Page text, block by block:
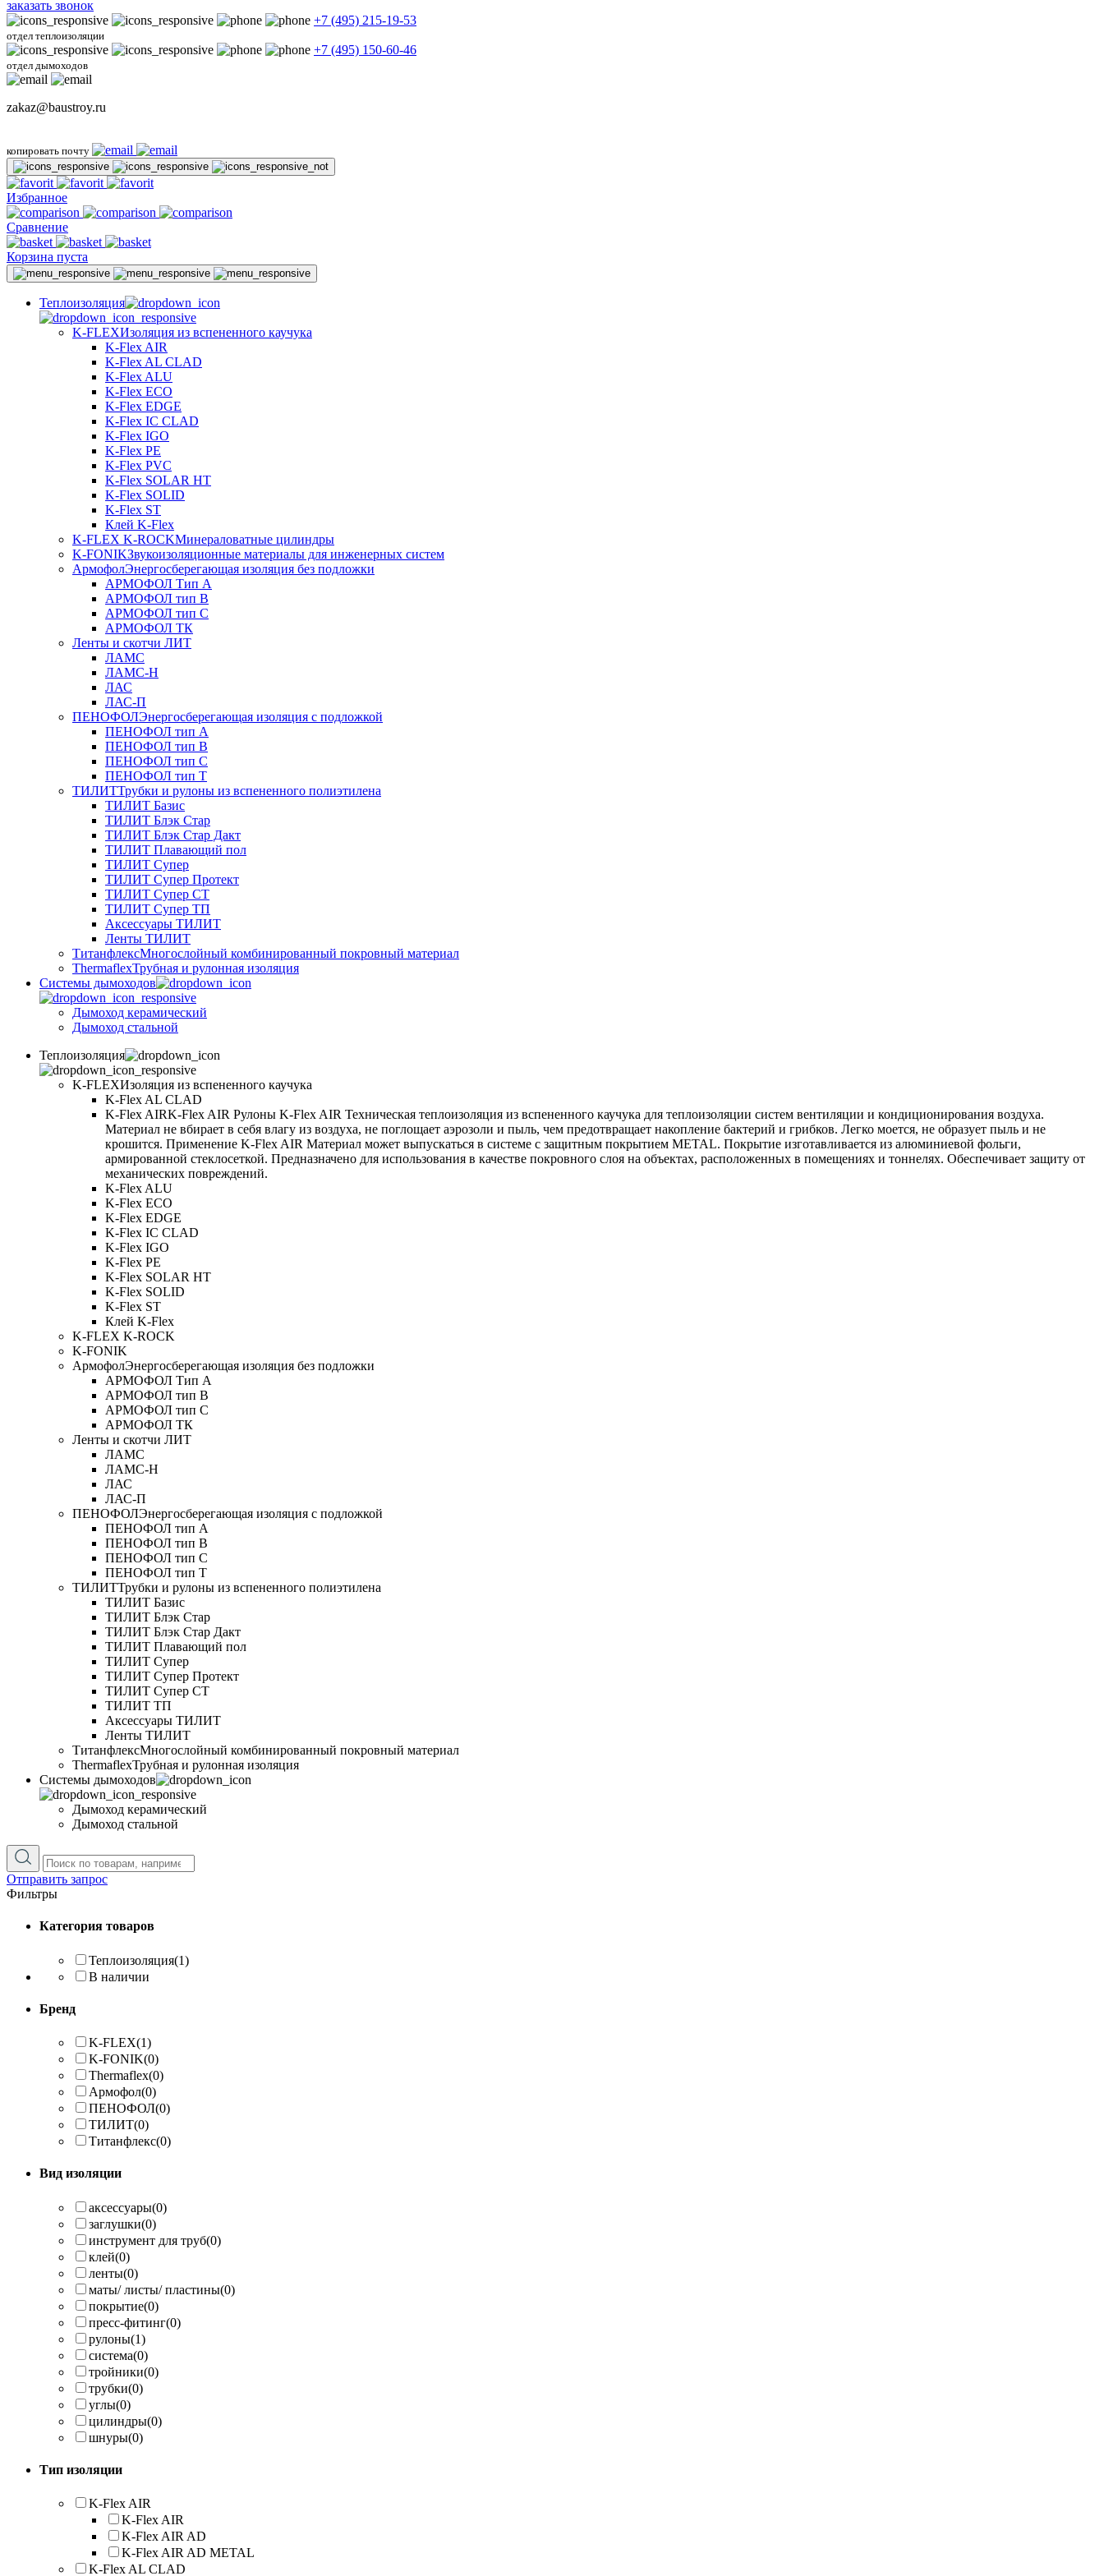
заказать звонок
+7 (495) 215-19-53
отдел теплоизоляции
+7 (495) 150-60-46
отдел дымоходов
zakaz@baustroy.ru
копировать почту
Избранное
Сравнение
Корзина пуста
Теплоизоляция
K-FLEXИзоляция из вспененного каучука
K-Flex AIR
K-Flex AL CLAD
K-Flex ALU
K-Flex ECO
K-Flex EDGE
K-Flex IC CLAD
K-Flex IGO
K-Flex PE
K-Flex PVC
K-Flex SOLAR HT
K-Flex SOLID
K-Flex ST
Клей K-Flex
K-FLEX K-ROCKМинераловатные цилиндры
K-FONIKЗвукоизоляционные материалы для инженерных систем
АрмофолЭнергосберегающая изоляция без подложки
АРМОФОЛ Тип А
АРМОФОЛ тип В
АРМОФОЛ тип C
АРМОФОЛ ТК
Ленты и скотчи ЛИТ
ЛАМС
ЛАМС-Н
ЛАС
ЛАС-П
ПЕНОФОЛЭнергосберегающая изоляция с подложкой
ПЕНОФОЛ тип А
ПЕНОФОЛ тип B
ПЕНОФОЛ тип C
ПЕНОФОЛ тип T
ТИЛИТТрубки и рулоны из вспененного полиэтилена
ТИЛИТ Базис
ТИЛИТ Блэк Стар
ТИЛИТ Блэк Стар Дакт
ТИЛИТ Плавающий пол
ТИЛИТ Супер
ТИЛИТ Супер Протект
ТИЛИТ Супер СТ
ТИЛИТ Супер ТП
Аксессуары ТИЛИТ
Ленты ТИЛИТ
ТитанфлексМногослойный комбинированный покровный материал
ThermaflexТрубная и рулонная изоляция
Cистемы дымоходов
Дымоход керамический
Дымоход стальной
Теплоизоляция
K-FLEXИзоляция из вспененного каучука
K-Flex AL CLAD
K-Flex AIRK-Flex AIR Рулоны K-Flex AIR Техническая теплоизоляция из вспененного каучука для теплоизоляции систем вентиляции и кондиционирования воздуха.
Материал не вбирает в себя влагу из воздуха, не поглощает аэрозоли и пыль, чем предотвращает накопление бактерий и грибков. Легко моется, не образует пыль и не
крошится. Применение K-Flex AIR Материал может выпускаться в системе c защитным покрытием METAL. Покрытие изготавливается из алюминиевой фольги,
армированной стеклосеткой. Предназначено для использования в качестве покровного слоя на объектах, расположенных в помещениях и тоннелях. Обеспечивает защиту от
механических повреждений.
K-Flex ALU
K-Flex ECO
K-Flex EDGE
K-Flex IC CLAD
K-Flex IGO
K-Flex PE
K-Flex SOLAR HT
K-Flex SOLID
K-Flex ST
Клей K-Flex
K-FLEX K-ROCK
K-FONIK
АрмофолЭнергосберегающая изоляция без подложки
АРМОФОЛ Тип А
АРМОФОЛ тип В
АРМОФОЛ тип C
АРМОФОЛ ТК
Ленты и скотчи ЛИТ
ЛАМС
ЛАМС-Н
ЛАС
ЛАС-П
ПЕНОФОЛЭнергосберегающая изоляция с подложкой
ПЕНОФОЛ тип А
ПЕНОФОЛ тип B
ПЕНОФОЛ тип C
ПЕНОФОЛ тип T
ТИЛИТТрубки и рулоны из вспененного полиэтилена
ТИЛИТ Базис
ТИЛИТ Блэк Стар
ТИЛИТ Блэк Стар Дакт
ТИЛИТ Плавающий пол
ТИЛИТ Супер
ТИЛИТ Супер Протект
ТИЛИТ Супер СТ
ТИЛИТ ТП
Аксессуары ТИЛИТ
Ленты ТИЛИТ
ТитанфлексМногослойный комбинированный покровный материал
ThermaflexТрубная и рулонная изоляция
Cистемы дымоходов
Дымоход керамический
Дымоход стальной
Отправить запрос
Фильтры
Категория товаров
Теплоизоляция(1)
В наличии
Бренд
K-FLEX(1)
K-FONIK(0)
Thermaflex(0)
Армофол(0)
ПЕНОФОЛ(0)
ТИЛИТ(0)
Титанфлекс(0)
Вид изоляции
аксессуары(0)
заглушки(0)
инструмент для труб(0)
клей(0)
ленты(0)
маты/ листы/ пластины(0)
покрытие(0)
пресс-фитинг(0)
рулоны(1)
система(0)
тройники(0)
трубки(0)
углы(0)
цилиндры(0)
шнуры(0)
Тип изоляции
K-Flex AIR
K-Flex AIR
K-Flex AIR AD
K-Flex AIR AD METAL
K-Flex AL CLAD